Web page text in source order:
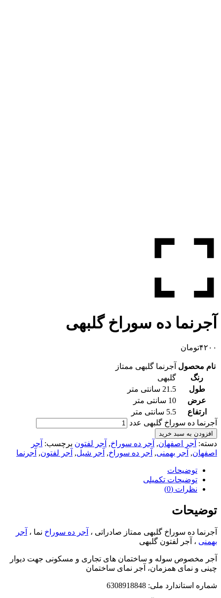
آجرنما ده سوراخ گلبهی
۴۲۰۰تومان
نام محصول آجرنما گلبهی ممتاز
رنگ
گلبهی
طول
21.5 سانتی متر
عرض
10 سانتی متر
ارتفاع
5.5 سانتی متر
آجرنما ده سوراخ گلبهی عدد
افزودن به سبد خرید
دسته: آجر اصفهان, آجر ده سوراخ, آجر لفتون برچسب: آجر
اصفهان, آجر بهمنی, آجر ده سوراخ, آجر شیل, آجر لفتون, آجرنما
توضیحات
توضیحات تکمیلی
نظرات (0)
توضیحات
آجرنما ده سوراخ گلبهی ممتاز صادراتی ، آجر ده سوراخ نما ، آجر
بهمنی ، آجر لفتون گلبهی
آجر مخصوص سوله و ساختمان های تجاری و مسکونی جهت دیوار
چینی و نمای همزمان، آجر نمای ساختمان
شماره استاندارد ملی: 6308918848